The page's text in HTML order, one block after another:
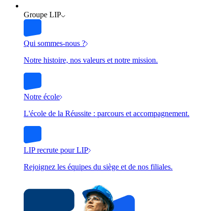
Groupe LIP
Qui sommes-nous ?
Notre histoire, nos valeurs et notre mission.
Notre école
L'école de la Réussite : parcours et accompagnement.
LIP recrute pour LIP
Rejoignez les équipes du siège et de nos filiales.